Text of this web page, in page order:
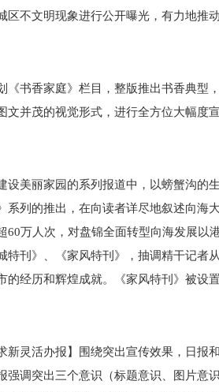
区不文明现象进行公开曝光，有力地推
书香家庭》栏目，整版推出书香典型，
文并茂的视觉形式，进行全方位大幅度
美丽家园的系列报道中，以螃蟹沟的生
系列的推出，在向读者详尽地叙述向海
60万人次，对盘锦全面转型向海发展
特刊》、《家风特刊》，抽调精干记者
的经历和辉煌成就。《家风特刊》被设
灵活办报】围绕突出宣传效果，日报和
强调突出三个意识（标题意识、图片意